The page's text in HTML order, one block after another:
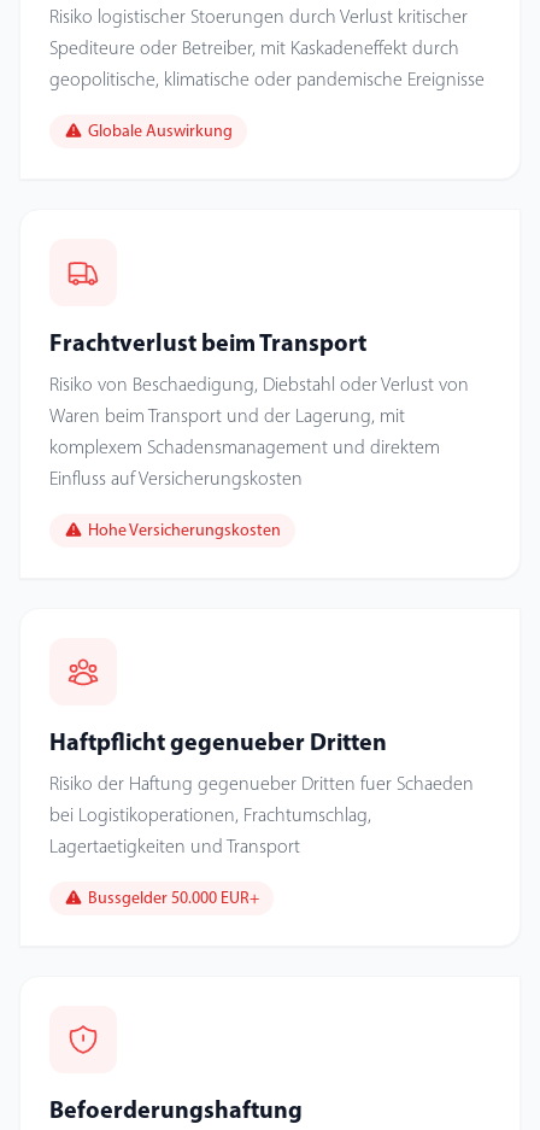
Risiko logistischer Stoerungen durch Verlust kritischer
Spediteure oder Betreiber, mit Kaskadeneffekt durch
geopolitische, klimatische oder pandemische Ereignisse
Globale Auswirkung
Frachtverlust beim Transport
Risiko von Beschaedigung, Diebstahl oder Verlust von
Waren beim Transport und der Lagerung, mit
komplexem Schadensmanagement und direktem
Einfluss auf Versicherungskosten
Hohe Versicherungskosten
Haftpflicht gegenueber Dritten
Risiko der Haftung gegenueber Dritten fuer Schaeden
bei Logistikoperationen, Frachtumschlag,
Lagertaetigkeiten und Transport
Bussgelder 50.000 EUR+
Befoerderungshaftung